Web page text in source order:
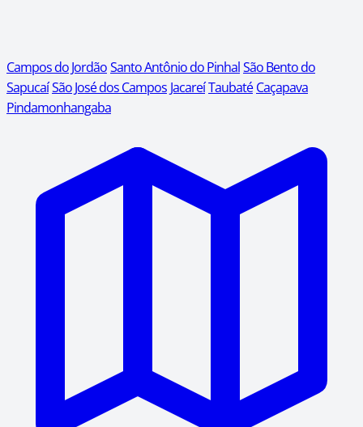
Campos do JordãoSanto Antônio do PinhalSão Bento do
SapucaíSão José dos Campos JacareíTaubaté Caçapava
Pindamonhangaba